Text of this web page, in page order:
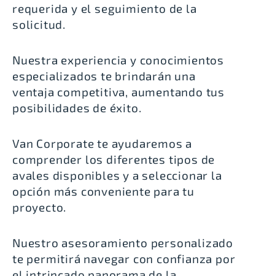
requerida y el seguimiento de la
solicitud.
Nuestra experiencia y conocimientos
especializados te brindarán una
ventaja competitiva, aumentando tus
posibilidades de éxito.
Van Corporate te ayudaremos a
comprender los diferentes tipos de
avales disponibles y a seleccionar la
opción más conveniente para tu
proyecto.
Nuestro asesoramiento personalizado
te permitirá navegar con confianza por